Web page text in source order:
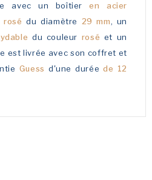
avec un boîtieren acier
rosédu diamètre 29 mm, un
du couleur rosé et un
est livrée avec son coffret et
Guess d'une duréede 12